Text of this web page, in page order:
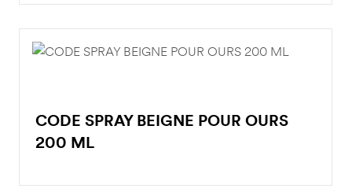
CODE SPRAY BEIGNE POUR OURS
200 ML